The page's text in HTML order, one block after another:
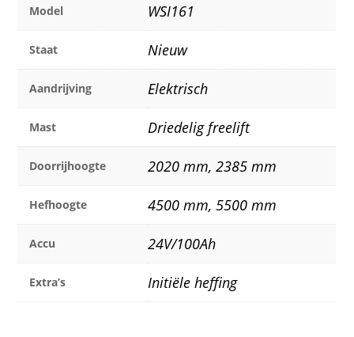
Model WSI161
Staat Nieuw
Aandrijving Elektrisch
Mast Driedelig freelift
Doorrijhoogte 2020 mm, 2385 mm
Hefhoogte 4500 mm, 5500 mm
Accu 24V/100Ah
Extra’s Initiële heffing